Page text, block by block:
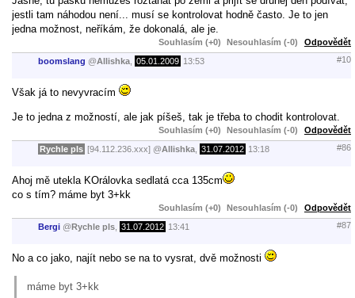
jestli tam náhodou není... musí se kontrolovat hodně často. Je to jen
jedna možnost, neříkám, že dokonalá, ale je.
Souhlasím (+0) Nesouhlasím (-0) Odpovědět
boomslang @Allishka 05.01.2009 13:53 #10
Však já to nevyvracím
Je to jedna z možností, ale jak píšeš, tak je třeba to chodit kontrolovat.
Souhlasím (+0) Nesouhlasím (-0) Odpovědět
Rychle pls [94.112.236.xxx] @Allishka 31.07.2012 13:18 #86
Ahoj mě utekla KOrálovka sedlatá cca 135cm
co s tím? máme byt 3+kk
Souhlasím (+0) Nesouhlasím (-0) Odpovědět
Bergi @Rychle pls 31.07.2012 13:41 #87
No a co jako, najít nebo se na to vysrat, dvě možnosti
máme byt 3+kk